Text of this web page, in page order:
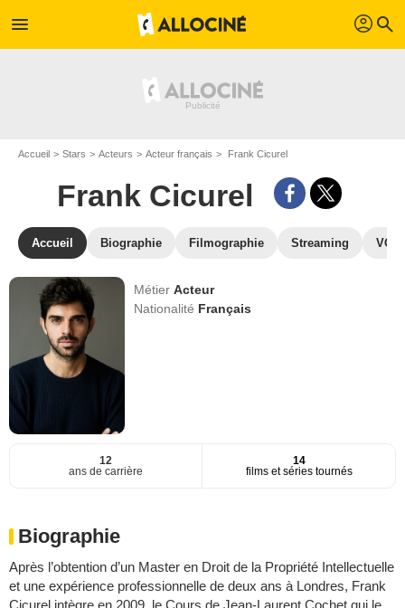
menu profil search
Accueil Stars Acteurs Acteur français Frank Cicurel
Frank Cicurel
Accueil Biographie Filmographie Streaming
MétierActeur
Nationalité Français
12
ans de carrière
14
films et séries tournés
Biographie
Après l’obtention d’un Master en Droit de la Propriété Intellectuelle
et une expérience professionnelle de deux ans à Londres, Frank
Cicurel intègre en 2009, le Cours de Jean-Laurent Cochet qui le